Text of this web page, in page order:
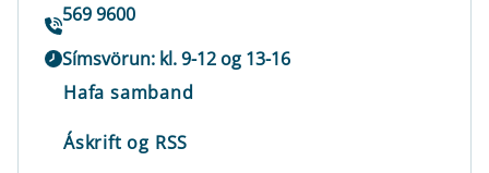
569 9600
Símsvörun: kl. 9-12 og 13-16
Hafa samband
Áskrift og RSS